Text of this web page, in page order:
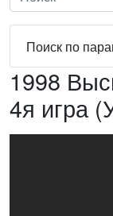
Поиск по
1998
4я игра